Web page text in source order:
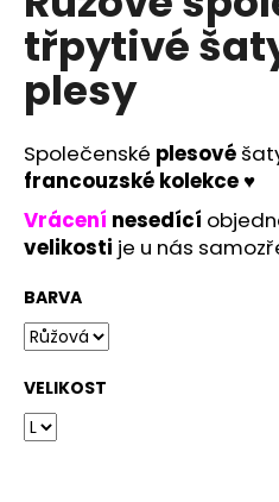
třpytivé
plesy
Společenské plesové
francouzské kolekce ♥
Vrácení nesedící
velikosti je u nás
BARVA
VELIKOST
u
j
e
m
MINT
ZELENÉ
SPOLEČENSKÉ
MADELEINE
S
ROZPARKEM
NA
I
PLESY
2